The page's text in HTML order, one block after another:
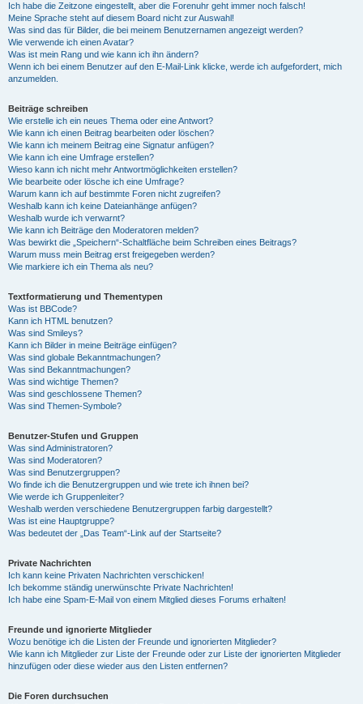
Ich habe die Zeitzone eingestellt, aber die Forenuhr geht immer noch falsch!
Meine Sprache steht auf diesem Board nicht zur Auswahl!
Was sind das für Bilder, die bei meinem Benutzernamen angezeigt werden?
Wie verwende ich einen Avatar?
Was ist mein Rang und wie kann ich ihn ändern?
Wenn ich bei einem Benutzer auf den E-Mail-Link klicke, werde ich aufgefordert, mich
anzumelden.
Beiträge schreiben
Wie erstelle ich ein neues Thema oder eine Antwort?
Wie kann ich einen Beitrag bearbeiten oder löschen?
Wie kann ich meinem Beitrag eine Signatur anfügen?
Wie kann ich eine Umfrage erstellen?
Wieso kann ich nicht mehr Antwortmöglichkeiten erstellen?
Wie bearbeite oder lösche ich eine Umfrage?
Warum kann ich auf bestimmte Foren nicht zugreifen?
Weshalb kann ich keine Dateianhänge anfügen?
Weshalb wurde ich verwarnt?
Wie kann ich Beiträge den Moderatoren melden?
Was bewirkt die „Speichern“-Schaltfläche beim Schreiben eines Beitrags?
Warum muss mein Beitrag erst freigegeben werden?
Wie markiere ich ein Thema als neu?
Textformatierung und Thementypen
Was ist BBCode?
Kann ich HTML benutzen?
Was sind Smileys?
Kann ich Bilder in meine Beiträge einfügen?
Was sind globale Bekanntmachungen?
Was sind Bekanntmachungen?
Was sind wichtige Themen?
Was sind geschlossene Themen?
Was sind Themen-Symbole?
Benutzer-Stufen und Gruppen
Was sind Administratoren?
Was sind Moderatoren?
Was sind Benutzergruppen?
Wo finde ich die Benutzergruppen und wie trete ich ihnen bei?
Wie werde ich Gruppenleiter?
Weshalb werden verschiedene Benutzergruppen farbig dargestellt?
Was ist eine Hauptgruppe?
Was bedeutet der „Das Team“-Link auf der Startseite?
Private Nachrichten
Ich kann keine Privaten Nachrichten verschicken!
Ich bekomme ständig unerwünschte Private Nachrichten!
Ich habe eine Spam-E-Mail von einem Mitglied dieses Forums erhalten!
Freunde und ignorierte Mitglieder
Wozu benötige ich die Listen der Freunde und ignorierten Mitglieder?
Wie kann ich Mitglieder zur Liste der Freunde oder zur Liste der ignorierten Mitglieder
hinzufügen oder diese wieder aus den Listen entfernen?
Die Foren durchsuchen